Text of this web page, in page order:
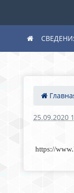
25.09.2020
https://